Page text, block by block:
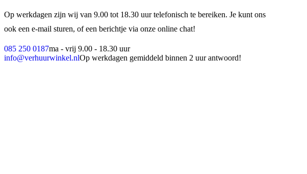
Op werkdagen zijn wij van 9.00 tot 18.30 uur telefonisch te bereiken. Je kunt ons
ook een e-mail sturen, of een berichtje via onze online chat!
085 250 0187ma - vrij 9.00 - 18.30 uur
info@verhuurwinkel.nlOp werkdagen gemiddeld binnen 2 uur antwoord!